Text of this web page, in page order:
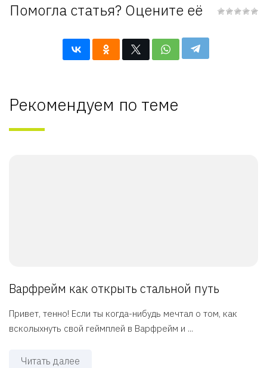
Помогла статья? Оцените её
Рекомендуем по теме
Варфрейм как открыть стальной путь
Привет, тенно! Если ты когда-нибудь мечтал о том, как
всколыхнуть свой геймплей в Варфрейм и ...
Читать далее